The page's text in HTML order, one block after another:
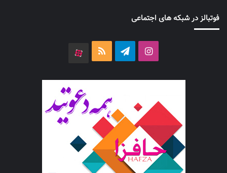
فوتبالز در شبکه های اجتماعی
اینستاگرامتلگرام خوراک